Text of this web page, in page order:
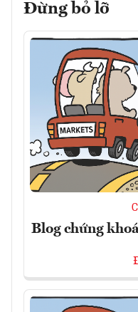
Đừng bỏ lỡ
Blog chứng